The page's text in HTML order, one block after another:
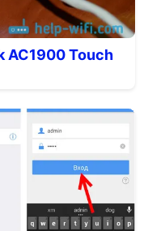
AC1900 Touch